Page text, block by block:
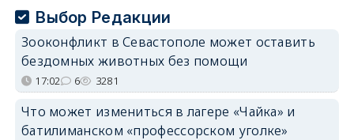
Выбор Редакции
Зооконфликт в Севастополе может оставить
бездомных животных без помощи
17:02 6 3281
Что может измениться в лагере «Чайка» и
батилиманском «профессорском уголке»